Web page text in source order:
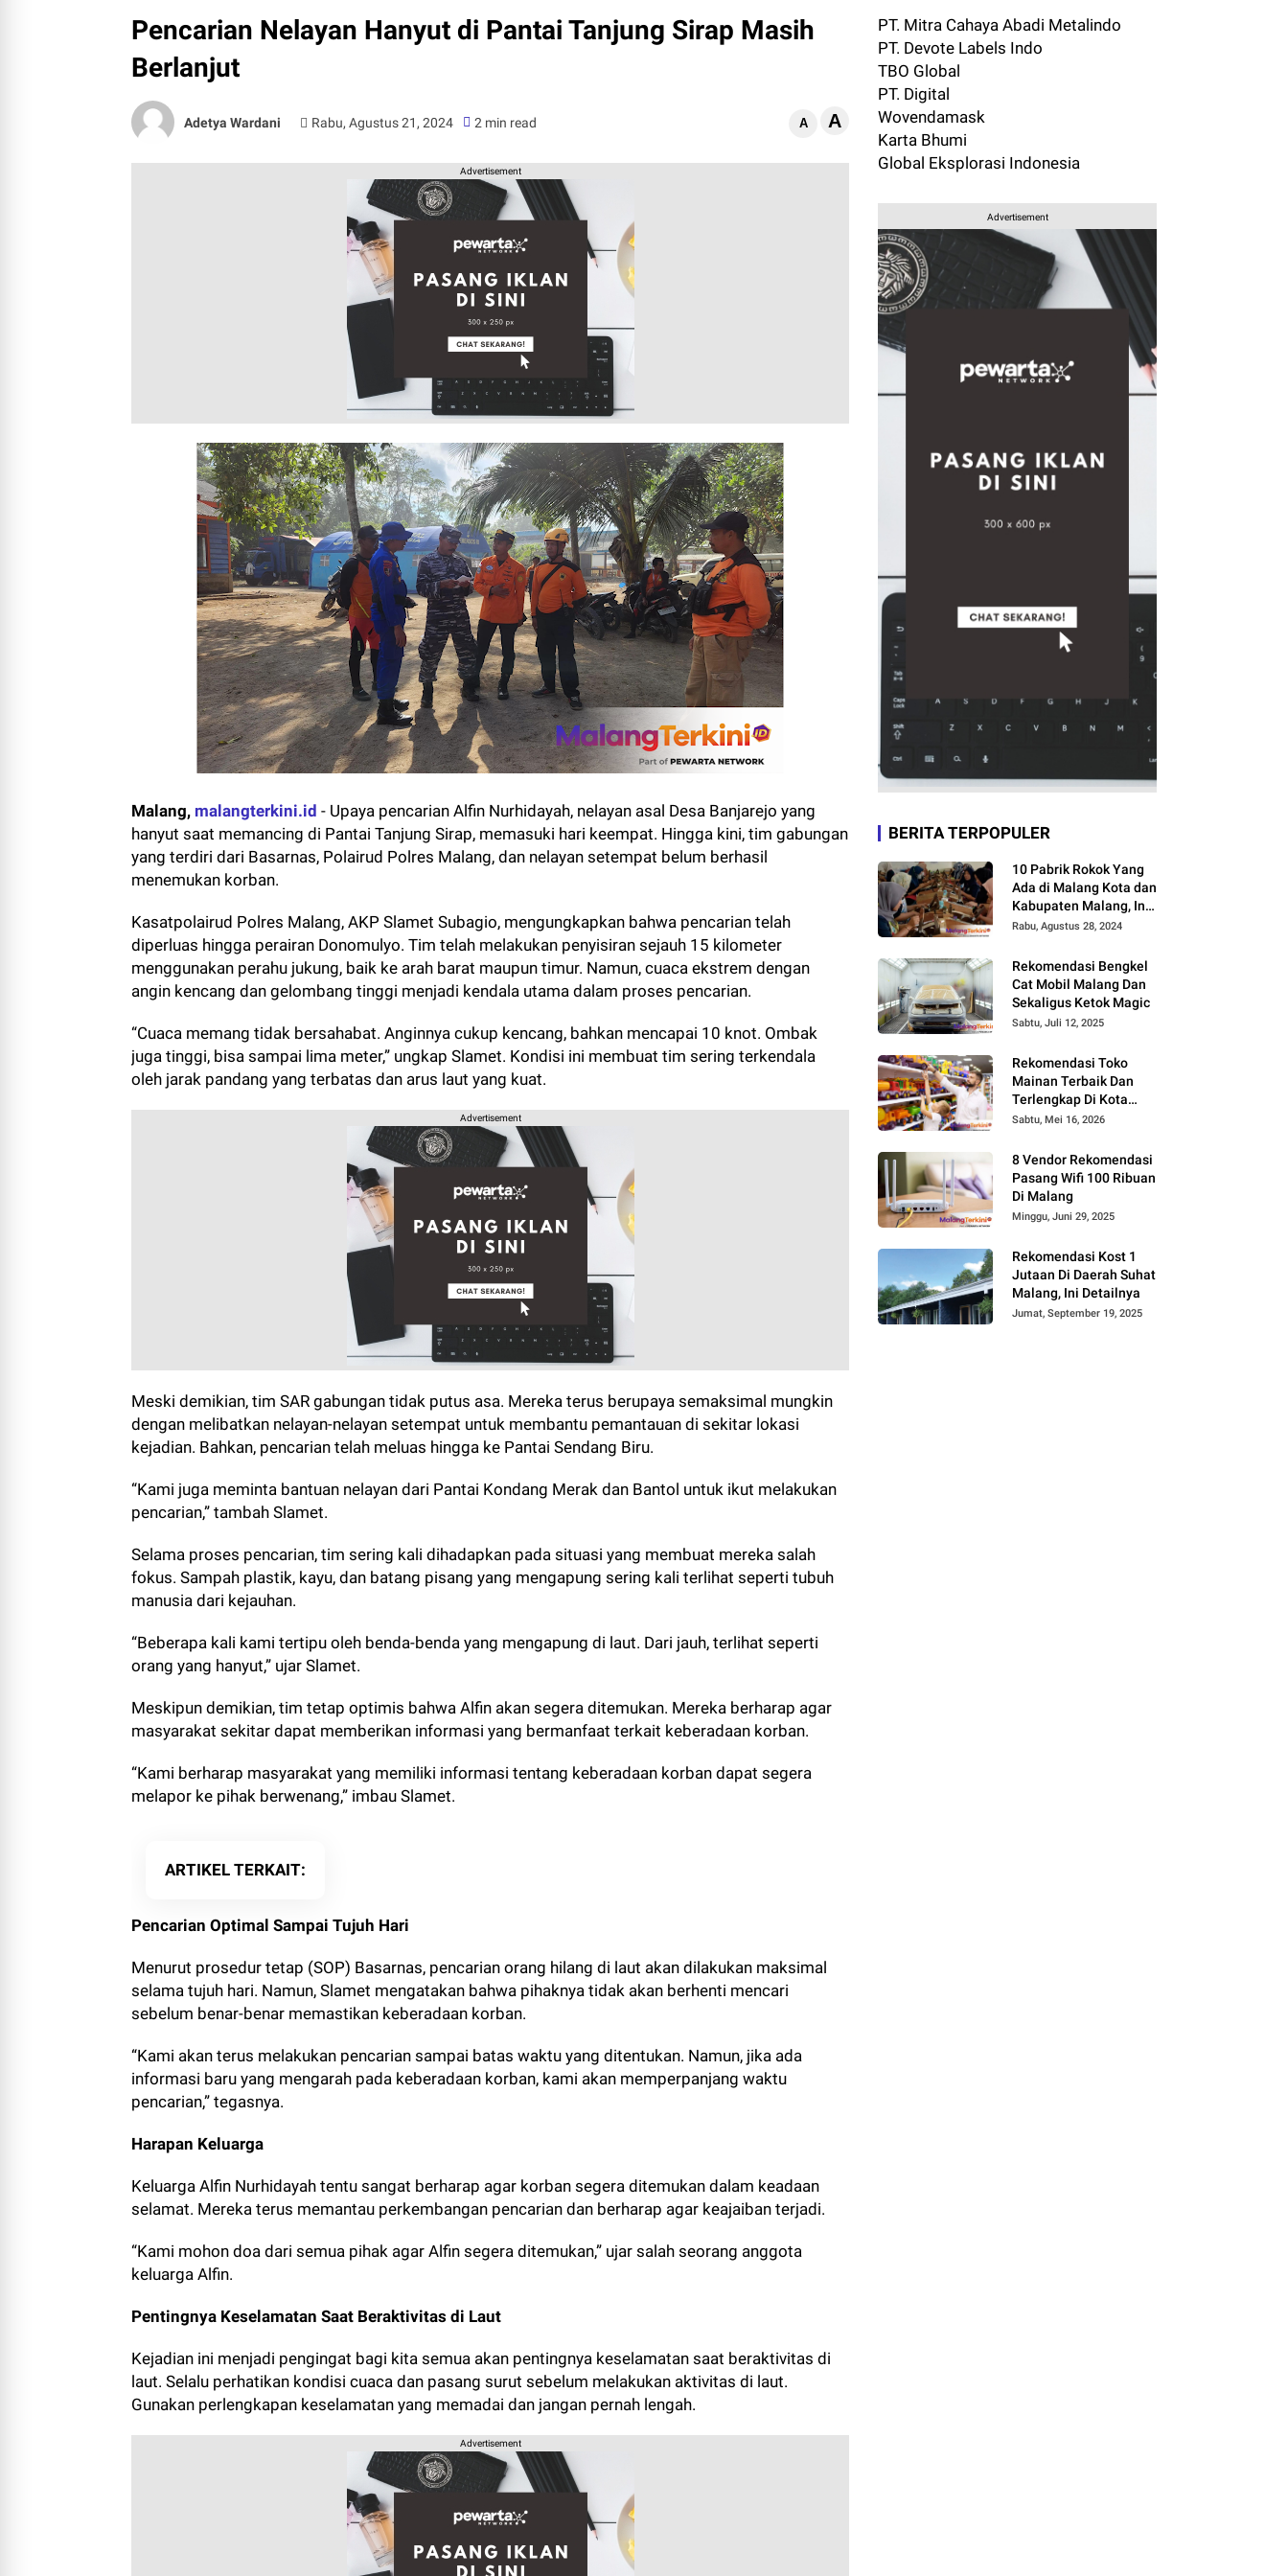
Pencarian Nelayan Hanyut di Pantai Tanjung Sirap Masih
Berlanjut
Adetya Wardani Rabu, Agustus 21, 2024 2 min read A A
Advertisement
Malang, malangterkini.id - Upaya pencarian Alfin Nurhidayah, nelayan asal Desa Banjarejo yang
hanyut saat memancing di Pantai Tanjung Sirap, memasuki hari keempat. Hingga kini, tim gabungan
yang terdiri dari Basarnas, Polairud Polres Malang, dan nelayan setempat belum berhasil
menemukan korban.
Kasatpolairud Polres Malang, AKP Slamet Subagio, mengungkapkan bahwa pencarian telah
diperluas hingga perairan Donomulyo. Tim telah melakukan penyisiran sejauh 15 kilometer
menggunakan perahu jukung, baik ke arah barat maupun timur. Namun, cuaca ekstrem dengan
angin kencang dan gelombang tinggi menjadi kendala utama dalam proses pencarian.
“Cuaca memang tidak bersahabat. Anginnya cukup kencang, bahkan mencapai 10 knot. Ombak
juga tinggi, bisa sampai lima meter,” ungkap Slamet. Kondisi ini membuat tim sering terkendala
oleh jarak pandang yang terbatas dan arus laut yang kuat.
Advertisement
Meski demikian, tim SAR gabungan tidak putus asa. Mereka terus berupaya semaksimal mungkin
dengan melibatkan nelayan-nelayan setempat untuk membantu pemantauan di sekitar lokasi
kejadian. Bahkan, pencarian telah meluas hingga ke Pantai Sendang Biru.
“Kami juga meminta bantuan nelayan dari Pantai Kondang Merak dan Bantol untuk ikut melakukan
pencarian,” tambah Slamet.
Selama proses pencarian, tim sering kali dihadapkan pada situasi yang membuat mereka salah
fokus. Sampah plastik, kayu, dan batang pisang yang mengapung sering kali terlihat seperti tubuh
manusia dari kejauhan.
“Beberapa kali kami tertipu oleh benda-benda yang mengapung di laut. Dari jauh, terlihat seperti
orang yang hanyut,” ujar Slamet.
Meskipun demikian, tim tetap optimis bahwa Alfin akan segera ditemukan. Mereka berharap agar
masyarakat sekitar dapat memberikan informasi yang bermanfaat terkait keberadaan korban.
“Kami berharap masyarakat yang memiliki informasi tentang keberadaan korban dapat segera
melapor ke pihak berwenang,” imbau Slamet.
ARTIKEL TERKAIT
Pencarian Optimal Sampai Tujuh Hari
Menurut prosedur tetap (SOP) Basarnas, pencarian orang hilang di laut akan dilakukan maksimal
selama tujuh hari. Namun, Slamet mengatakan bahwa pihaknya tidak akan berhenti mencari
sebelum benar-benar memastikan keberadaan korban.
“Kami akan terus melakukan pencarian sampai batas waktu yang ditentukan. Namun, jika ada
informasi baru yang mengarah pada keberadaan korban, kami akan memperpanjang waktu
pencarian,” tegasnya.
Harapan Keluarga
Keluarga Alfin Nurhidayah tentu sangat berharap agar korban segera ditemukan dalam keadaan
selamat. Mereka terus memantau perkembangan pencarian dan berharap agar keajaiban terjadi.
“Kami mohon doa dari semua pihak agar Alfin segera ditemukan,” ujar salah seorang anggota
keluarga Alfin.
Pentingnya Keselamatan Saat Beraktivitas di Laut
Kejadian ini menjadi pengingat bagi kita semua akan pentingnya keselamatan saat beraktivitas di
laut. Selalu perhatikan kondisi cuaca dan pasang surut sebelum melakukan aktivitas di laut.
Gunakan perlengkapan keselamatan yang memadai dan jangan pernah lengah.
Advertisement
PT. Mitra Cahaya Abadi Metalindo
PT. Devote Labels Indo
TBO Global
PT. Digital
Wovendamask
Karta Bhumi
Global Eksplorasi Indonesia
Advertisement
BERITA TERPOPULER
10 Pabrik Rokok Yang
Ada di Malang Kota dan
Kabupaten Malang, Ini
Alamat dan
Rabu, Agustus 28, 2024
Rekomendasi Bengkel
Cat Mobil Malang Dan
Sekaligus Ketok Magic
Sabtu, Juli 12, 2025
Rekomendasi Toko
Mainan Terbaik Dan
Terlengkap Di Kota
Malang Terbaru Tahun
Anak
Sabtu, Mei 16, 2026
8 Vendor Rekomendasi
Pasang Wifi 100 Ribuan
Di Malang
Minggu, Juni 29, 2025
Rekomendasi Kost 1
Jutaan Di Daerah Suhat
Malang, Ini Detailnya
Jumat, September 19, 2025